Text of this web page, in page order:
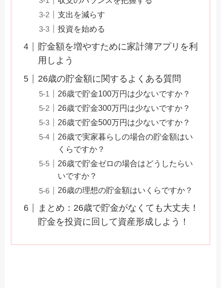
支出を減らす
投資を始める
貯金額を増やすために家計簿アプリを利
用しよう
26歳の貯金額に関するよくある質問
26歳で貯金100万円は少ないですか？
26歳で貯金300万円は少ないですか？
26歳で貯金500万円は少ないですか？
26歳で実家暮らしの場合の貯金額はい
くらですか？
26歳で貯金ゼロの場合はどうしたらい
いですか？
26歳の理想の貯金額はいくらですか？
まとめ：26歳で貯金がなくても大丈夫！
貯金を投資に回して資産形成しよう！